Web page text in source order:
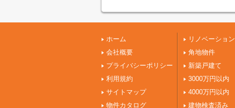
ホーム
会社概要
プライバシーポリシー
利用規約
サイトマップ
物件カタログ
リノベーション
角地物件
新築戸建て
3000万円以内
4000万円以内
建物検査済み